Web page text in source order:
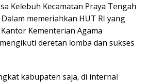
Kelebuh Kecamatan Praya Tengah
memeriahkan HUT RI yang
Kementerian Agama
deretan lomba dan sukses
kabupaten saja, di internal